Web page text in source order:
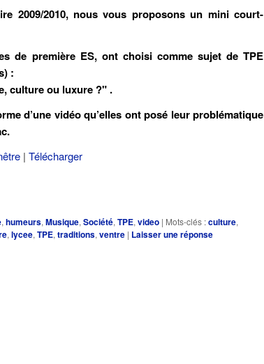
2009/2010, nous vous proposons un mini court-
de première ES, ont choisi comme sujet de TPE
:
culture ou luxure ?" .
d’une vidéo qu’elles ont posé leur problématique
| Télécharger
, humeurs, Musique, Société, TPE, video | Mots-clés :culture,
, lycee, TPE, traditions, ventre | Laisser une réponse